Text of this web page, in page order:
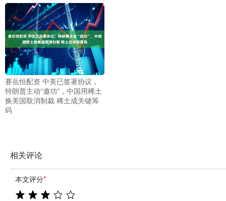
赛岳恒配资 中美已签署协议，
特朗普主动“邀功”，中国用稀土
换美国取消制裁 稀土成关键筹
码
相关评论
本文评分*